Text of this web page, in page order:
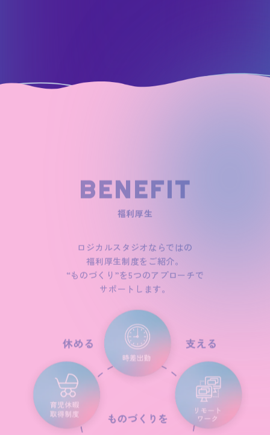
BENEFIT
福利厚生制度をご紹介。
“ものづくり”を5つのアプローチで
サポートします。